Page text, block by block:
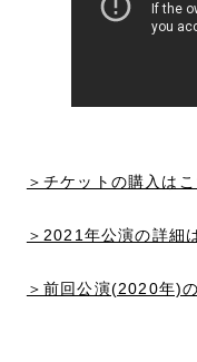
＞チケットの購入はこ
＞2021年公演の詳細
＞前回公演(2020年)